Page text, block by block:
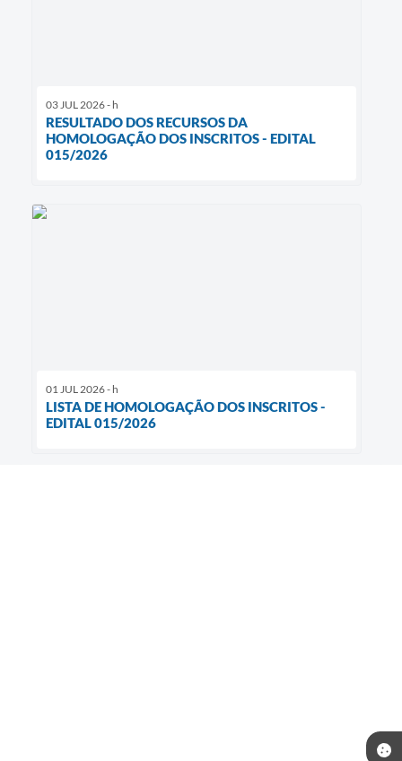
03 JUL 2026 - h
RESULTADO DOS RECURSOS DA
HOMOLOGAÇÃO DOS INSCRITOS - EDITAL
015/2026
01 JUL 2026 - h
LISTA DE HOMOLOGAÇÃO DOS INSCRITOS -
EDITAL 015/2026